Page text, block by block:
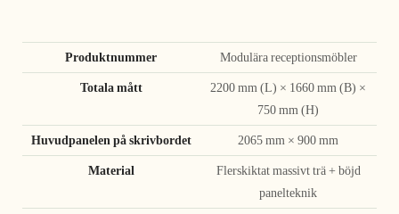
Produktnummer Modulära receptionsmöbler
Totala mått
2200 mm (L) × 1660 mm (B) ×
750 mm (H)
Huvudpanelen på skrivbordet 2065 mm × 900 mm
Material
Flerskiktat massivt trä + böjd
panelteknik